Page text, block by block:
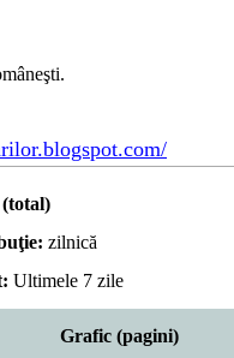
(total)
zilnică
Ultimele 7 zile
Grafic (pagini)